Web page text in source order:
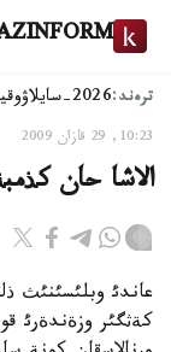
ترەند:2026-سايلاۋ
10:23, 29 قازان 2009
الاشا حان
عاندئ وبلئسئنئث
كةثگئر وزةندةرئ